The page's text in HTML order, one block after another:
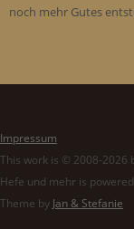
noch mehr Gutes
Impressum
This work is © 2008-2026
Hefe und mehr is
Theme by Jan & Stefanie